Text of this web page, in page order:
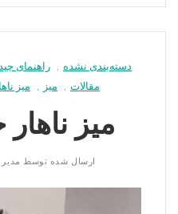
دسته‌بندی نشده , راهنمای
مقالات , میز , میز
میز
ارسال شده توسط